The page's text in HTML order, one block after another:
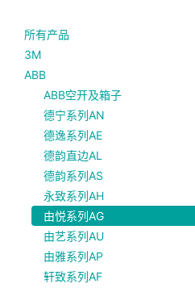
所有产品
3M
ABB
ABB空开及箱子
德宁系列AN
德逸系列AE
德韵直边AL
德韵系列AS
永致系列AH
由悦系列AG
由艺系列AU
由雅系列AP
轩致系列AF